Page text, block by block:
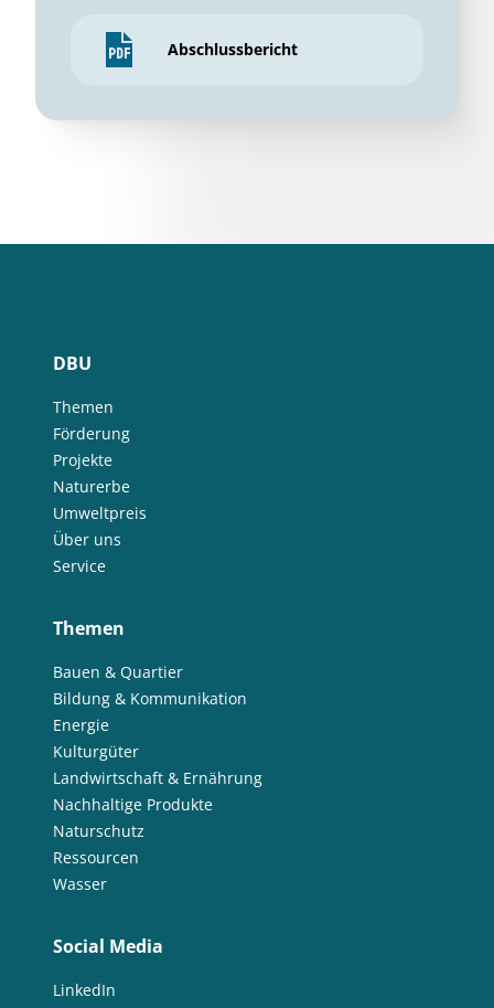
Abschlussbericht
DBU
Themen
Förderung
Projekte
Naturerbe
Umweltpreis
Über uns
Service
Themen
Bauen & Quartier
Bildung & Kommunikation
Energie
Kulturgüter
Landwirtschaft & Ernährung
Nachhaltige Produkte
Naturschutz
Ressourcen
Wasser
Social Media
LinkedIn